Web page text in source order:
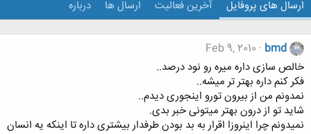
ارسال های پروفایل آخرین فعالیت ارسال ها درباره
bmd
Feb 9, 2010
خالص سازی داره میره رو نود درصد..
فکر کنم داره بهتر تر میشه..
نمدونم من از بیرون تورو اینجوری دیدم..
شاید تو از درون بهتر میتونی خبر بدی.
نمیدونم چرا اینروزا اقرار به بد بودن طرفدار بیشتری داره تا اینکه یه انسان